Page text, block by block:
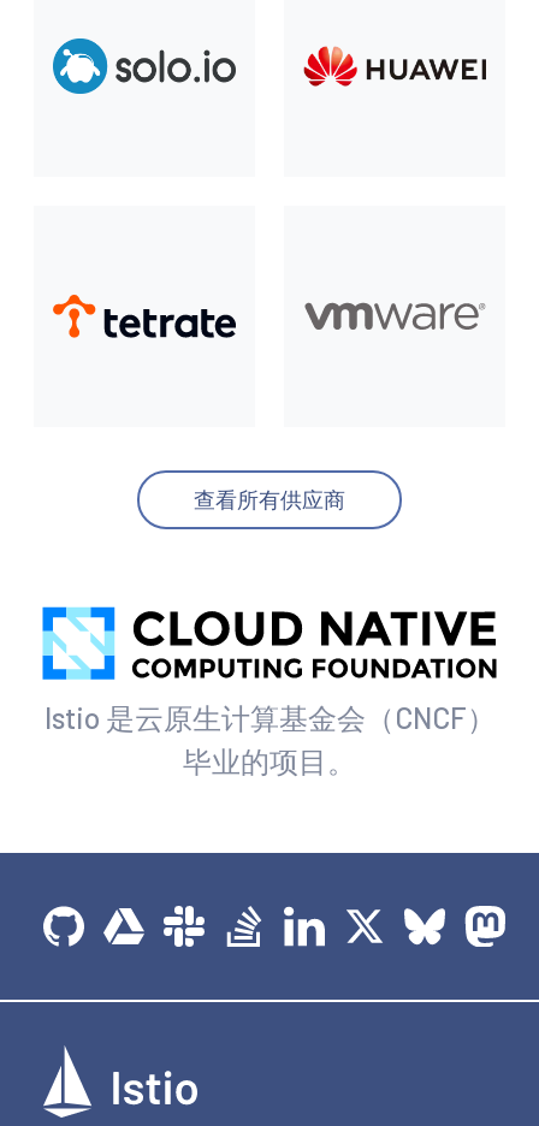
查看所有供应商
Istio 是云原生计算基金会（CNCF）
毕业的项目。